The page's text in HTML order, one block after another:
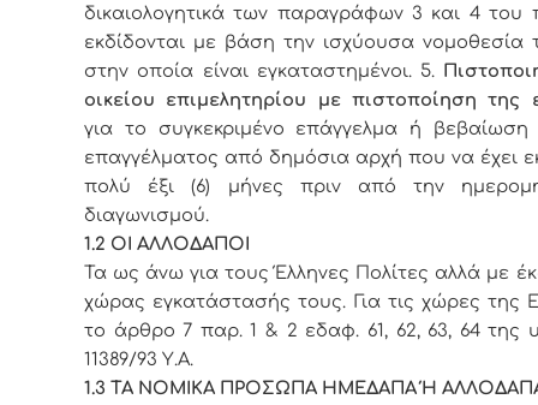
δικαιολογητικά των παραγράφων 3 και 4 του
εκδίδονται με βάση την ισχύουσα νομοθεσία
στην οποία είναι εγκαταστημένοι. 5.
οικείου επιμελητηρίου με πιστοποίηση της
για το συγκεκριμένο επάγγελμα ή
επαγγέλματος από δημόσια αρχή που να έχει
πολύ έξι (6) μήνες πριν από την
διαγωνισμού.
1.2 ΟΙ ΑΛΛΟΔΑΠΟΙ
Τα ως άνω για τους Έλληνες Πολίτες αλλά με
χώρας εγκατάστασής τους. Για τις χώρες της
το άρθρο 7 παρ. 1 & 2 εδαφ. 61, 62, 63, 64 της
11389/93 Υ.Α.
1.3 ΤΑ ΝΟΜΙΚΑ ΠΡΟΣΩΠΑ ΗΜΕΔΑΠΑ Ή